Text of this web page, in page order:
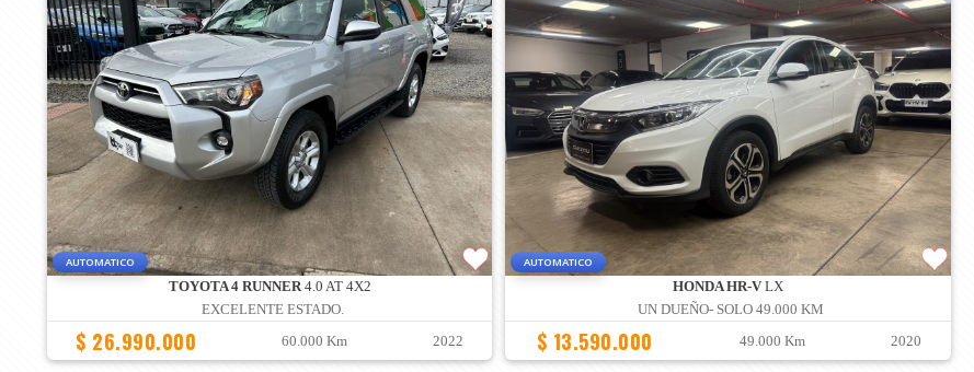
AUTOMATICO
TOYOTA 4 RUNNER4.0 AT 4X2
EXCELENTE ESTADO.
$ 26.990.000 60.000 Km 2022
AUTOMATICO
HONDA HR-VLX
UN DUEÑO- SOLO 49.000 KM
$ 13.590.000 49.000 Km 2020